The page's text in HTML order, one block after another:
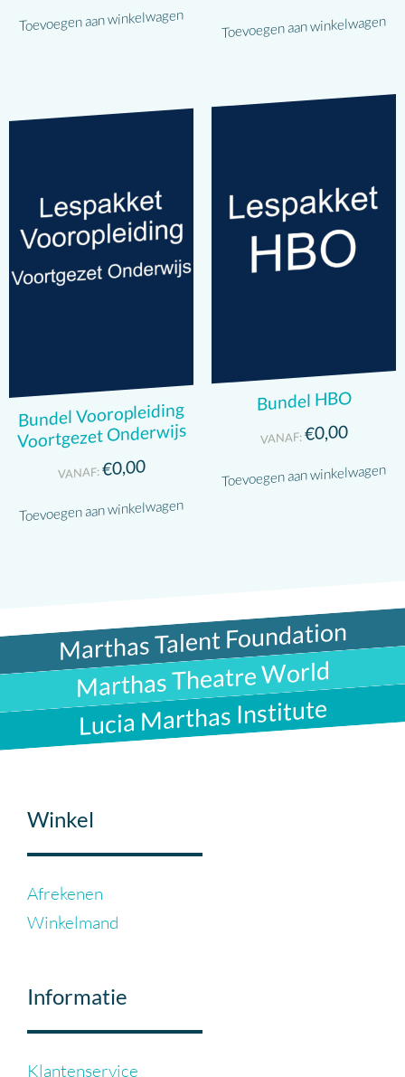
Toevoegen aan winkelwagen Toevoegen aan winkelwagen
Bundel Vooropleiding
Voortgezet Onderwijs
VANAF:€0,00
Toevoegen aan winkelwagen
Bundel HBO
VANAF:€0,00
Toevoegen aan winkelwagen
Marthas Talent Foundation
Marthas Theatre World
Lucia Marthas Institute
Winkel
Afrekenen
Winkelmand
Informatie
Klantenservice